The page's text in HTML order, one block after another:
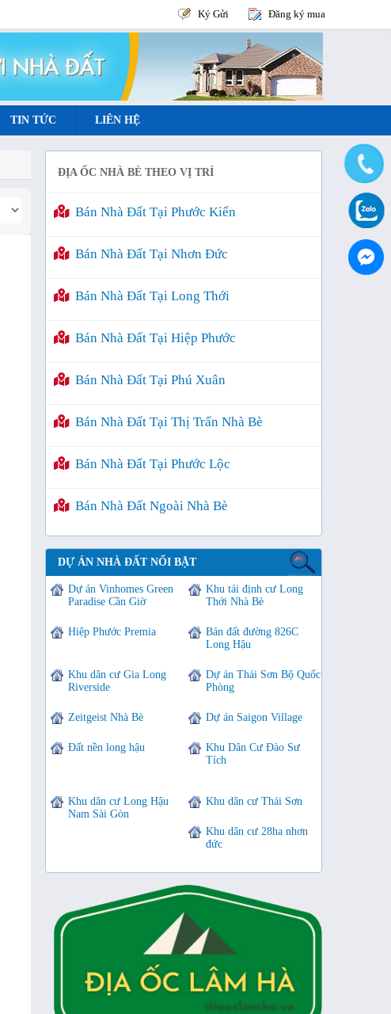
Ký Gửi Đăng ký mua
TIN TỨC LIÊN HỆ
ĐỊA ỐC NHÀ BÈ THEO VỊ TRÍ
Bán Nhà Đất Tại Phước Kiển
Bán Nhà Đất Tại Nhơn Đức
Bán Nhà Đất Tại Long Thới
Bán Nhà Đất Tại Hiệp Phước
Bán Nhà Đất Tại Phú Xuân
Bán Nhà Đất Tại Thị Trấn Nhà Bè
Bán Nhà Đất Tại Phước Lộc
Bán Nhà Đất Ngoài Nhà Bè
DỰ ÁN NHÀ ĐẤT NỔI BẬT
Dự án Vinhomes Green
Paradise Cần Giờ
Khu tái định cư Long
Thới Nhà Bè
Hiệp Phước Premia
Bán đất đường 826C
Long Hậu
Khu dân cư Gia Long
Riverside
Dự án Thái Sơn Bộ Quốc
Phòng
Zeitgeist Nhà Bè Dự án Saigon Village
Đất nền long hậu
Khu Dân Cư Đào Sư
Tích
Khu dân cư Long Hậu
Nam Sài Gòn
Khu dân cư Thái Sơn
Khu dân cư 28ha nhơn
đức